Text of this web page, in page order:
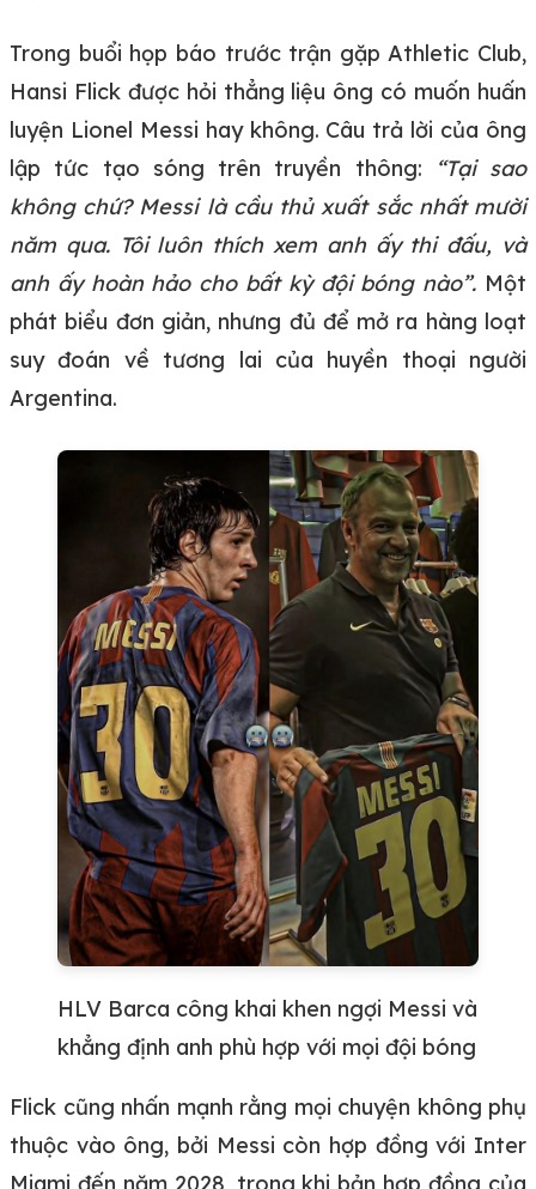
Trong buổi họp báo trước trận gặp Athletic Club,
Hansi Flick được hỏi thẳng liệu ông có muốn huấn
luyện Lionel Messi hay không. Câu trả lời của ông
lập tức tạo sóng trên truyền thông:
“Tại sao
không chứ? Messi là cầu thủ xuất sắc nhất mười
năm qua. Tôi luôn thích xem anh ấy thi đấu, và
anh ấy hoàn hảo cho bất kỳ đội bóng nào”. Một
phát biểu đơn giản, nhưng đủ để mở ra hàng loạt
suy đoán về tương lai của huyền thoại người
Argentina.
HLV Barca công khai khen ngợi Messi và
khẳng định anh phù hợp với mọi đội bóng
Flick cũng nhấn mạnh rằng mọi chuyện không phụ
thuộc vào ông, bởi Messi còn hợp đồng với Inter